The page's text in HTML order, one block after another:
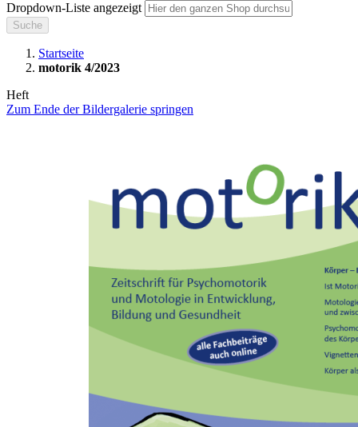
Dropdown-Liste angezeigt
Suche
Startseite
motorik 4/2023
Heft
Zum Ende der Bildergalerie springen